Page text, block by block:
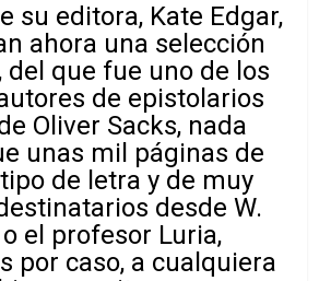
su editora, Kate Edgar,
ahora una selección
del que fue uno de los
de epistolarios
Oliver Sacks, nada
unas mil páginas de
de letra y de muy
desde W.
el profesor Luria,
por caso, a cualquiera